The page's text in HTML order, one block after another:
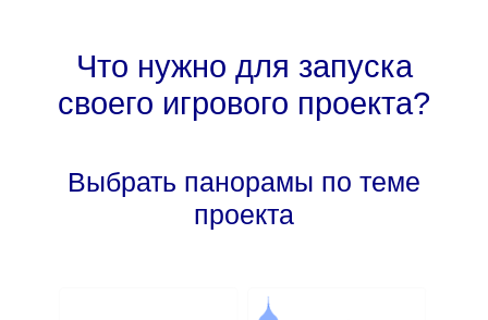
Что нужно для запуска
своего игрового проекта?
Выбрать панорамы по теме
проекта